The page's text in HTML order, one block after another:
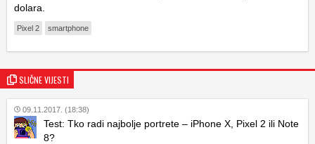
dolara.
Pixel 2 smartphone
SLIČNE VIJESTI
09.11.2017. (18:38)
Test: Tko radi najbolje portrete – iPhone X, Pixel 2 ili Note
8?